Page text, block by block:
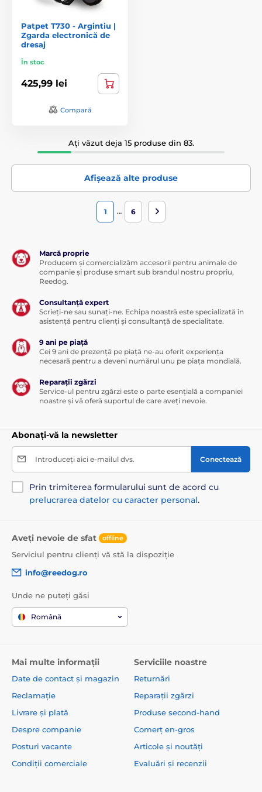
Patpet T730 - Argintiu |
Zgarda electronică de
dresaj
În stoc
425,99 lei
Compară
Ați văzut deja 15 produse din 83.
Afișează alte produse
1 … 6
Marcă proprie
Producem și comercializăm accesorii pentru animale de
companie și produse smart sub brandul nostru propriu,
Reedog.
Consultanță expert
Scrieți-ne sau sunați-ne. Echipa noastră este specializată în
asistență pentru clienți și consultanță de specialitate.
9 ani pe piață
Cei 9 ani de prezență pe piață ne-au oferit experiența
necesară pentru a deveni numărul unu pe piața mondială.
Reparații zgărzi
Service-ul pentru zgărzi este o parte esențială a companiei
noastre și vă oferă suportul de care aveți nevoie.
Abonați-vă la newsletter
Introduceți aici e-mailul dvs. Conectează
Prin trimiterea formularului sunt de acord cu
prelucrarea datelor cu caracter personal.
Aveți nevoie de sfat offline
Serviciul pentru clienți vă stă la dispoziție
info@reedog.ro
Unde ne puteți găsi
Română
Mai multe informații
Date de contact și magazin
Reclamație
Livrare și plată
Despre companie
Posturi vacante
Condiții comerciale
Serviciile noastre
Returnări
Reparații zgărzi
Produse second-hand
Comerț en-gros
Articole și noutăți
Evaluări și recenzii